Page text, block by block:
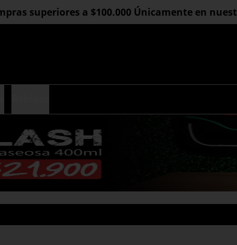
superiores a $100.000 Únicamente en